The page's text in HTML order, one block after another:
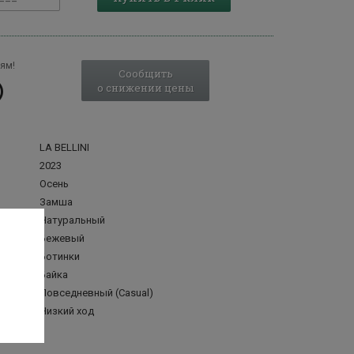
Сообщить
о снижении цены
LA BELLINI
2023
Осень
Замша
Натуральный
Бежевый
Ботинки
Байка
Повседневный (Casual)
Низкий ход